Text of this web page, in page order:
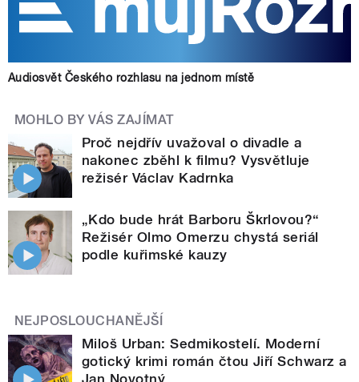
Audiosvět Českého rozhlasu na jednom místě
MOHLO BY VÁS ZAJÍMAT
Proč nejdřív uvažoval o divadle a
nakonec zběhl k filmu? Vysvětluje
režisér Václav Kadrnka
„Kdo bude hrát Barboru Škrlovou?“
Režisér Olmo Omerzu chystá seriál
podle kuřimské kauzy
NEJPOSLOUCHANĚJŠÍ
Miloš Urban: Sedmikostelí. Moderní
gotický krimi román čtou Jiří Schwarz a
Jan Novotný